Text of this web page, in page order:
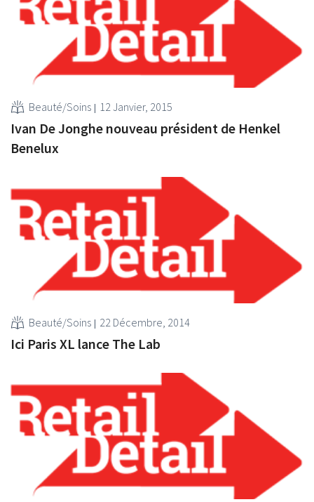
Beauté/Soins 12 Janvier, 2015
Ivan De Jonghe nouveau président de Henkel
Benelux
Beauté/Soins 22 Décembre, 2014
Ici Paris XL lance The Lab